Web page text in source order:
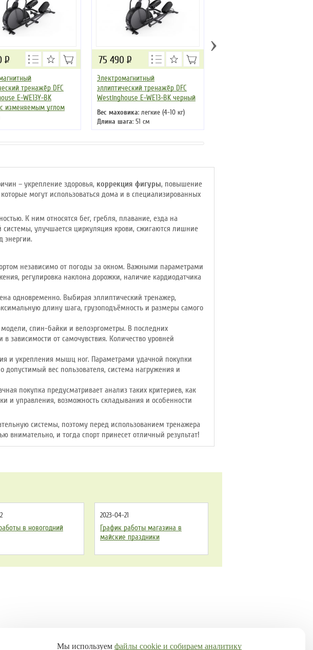
тренажёр DFC
E-WE13Y-BK
изменяемым углом
: легкие (4-10 кг)
: 120 кг
Р
Электромагнитный
эллиптический тренажёр DFC
Westinghouse E-WE13-BK черный
Вес маховика: легкие (4-10 кг)
Длина шага: 51 см
Кол-во программ: 15
75 490 Р
›
– укрепление здоровья, коррекция фигуры, повышение
могут использоваться дома и в специализированных
К ним относятся бег, гребля, плавание, езда на
системы, улучшается циркуляция крови, сжигаются лишние
энергии.
независимо от погоды за окном. Важными параметрами
регулировка наклона дорожки, наличие кардиодатчика
одновременно. Выбирая эллиптический тренажер,
длину шага, грузоподъёмность и размеры самого
спин-байки и велоэргометры. В последних
зависимости от самочувствия. Количество уровней
и укрепления мышц ног. Параметрами удачной покупки
вес пользователя, система нагружения и
покупка предусматривает анализ таких критериев, как
и управления, возможность складывания и особенности
системы, поэтому перед использованием тренажера
внимательно, и тогда спорт принесет отличный результат!
в новогодний
2023-04-21
График работы магазина в
майские праздники
Мы используем файлы cookie и собираем аналитику